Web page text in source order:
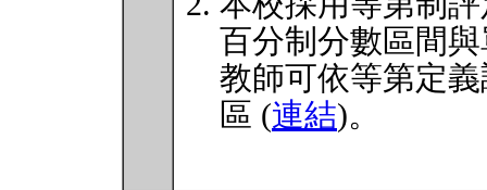
百分制分數區間
教師可依等第定
區 (連結)。